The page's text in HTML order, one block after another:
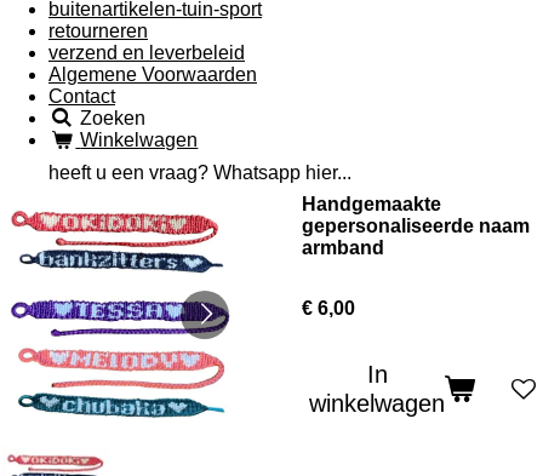
buitenartikelen-tuin-sport
retourneren
verzend en leverbeleid
Algemene Voorwaarden
Contact
Zoeken
Winkelwagen
heeft u een vraag? Whatsapp hier...
Handgemaakte
gepersonaliseerde naam
armband
€ 6,00
In
winkelwagen